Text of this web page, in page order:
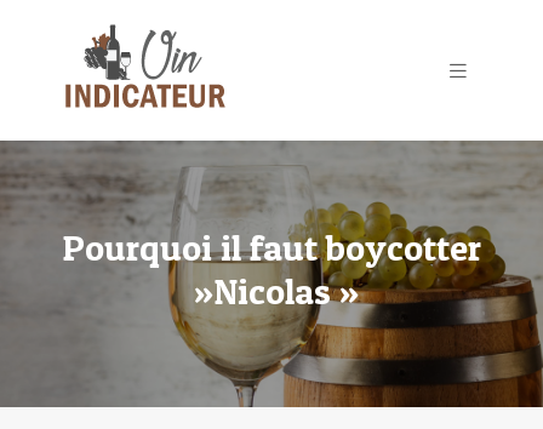
Pourquoi il faut boycotter
»Nicolas »